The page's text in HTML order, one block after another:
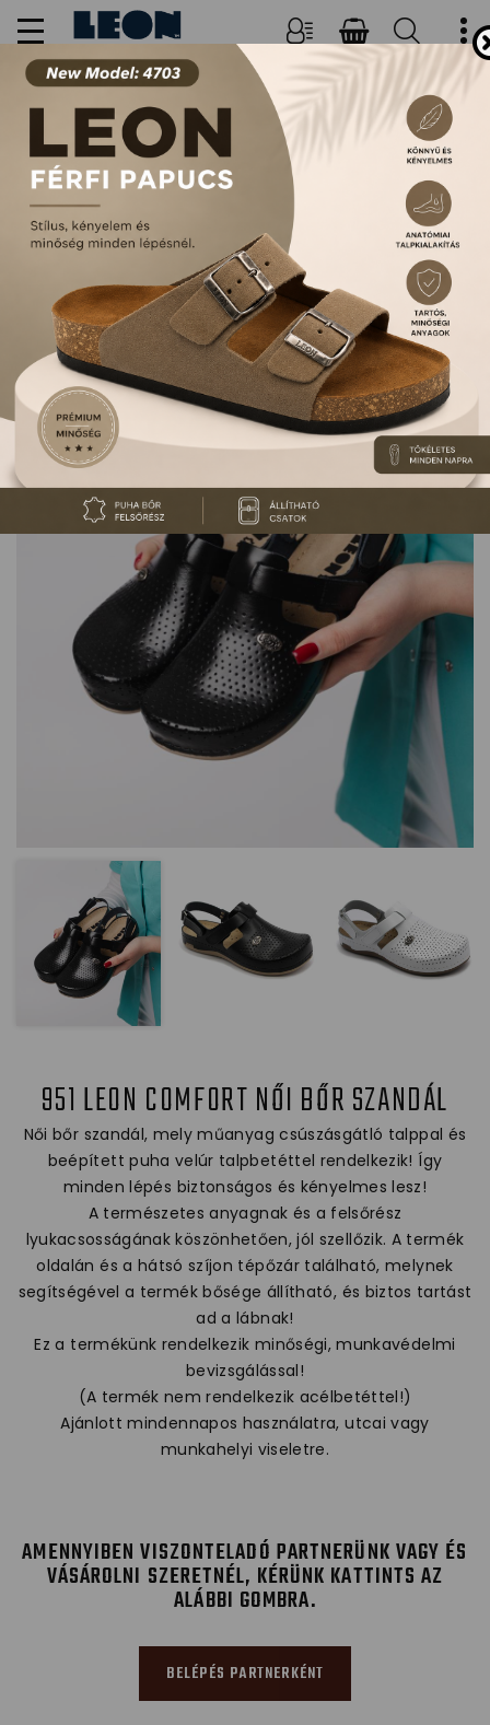
NŐI, FÉRFI PAPUCSOK ÉS
SZANDÁLOK
951 LEON COMFORT NŐI BŐR SZANDÁL
Női bőr szandál, mely műanyag csúszásgátló talppal és
beépített puha velúr talpbetéttel rendelkezik! Így
minden lépés biztonságos és kényelmes lesz!
A természetes anyagnak és a felsőrész
lyukacsosságának köszönhetően, jól szellőzik. A termék
oldalán és a hátsó szíjon tépőzár található, melynek
segítségével a termék bősége állítható, és biztos tartást
ad a lábnak!
Ez a termékünk rendelkezik minőségi, munkavédelmi
bevizsgálással!
(A termék nem rendelkezik acélbetéttel!)
Ajánlott mindennapos használatra, utcai vagy
munkahelyi viseletre.
AMENNYIBEN VISZONTELADÓ PARTNERÜNK VAGY ÉS
VÁSÁROLNI SZERETNÉL, KÉRÜNK KATTINTS AZ
ALÁBBI GOMBRA.
BELÉPÉS PARTNERKÉNT